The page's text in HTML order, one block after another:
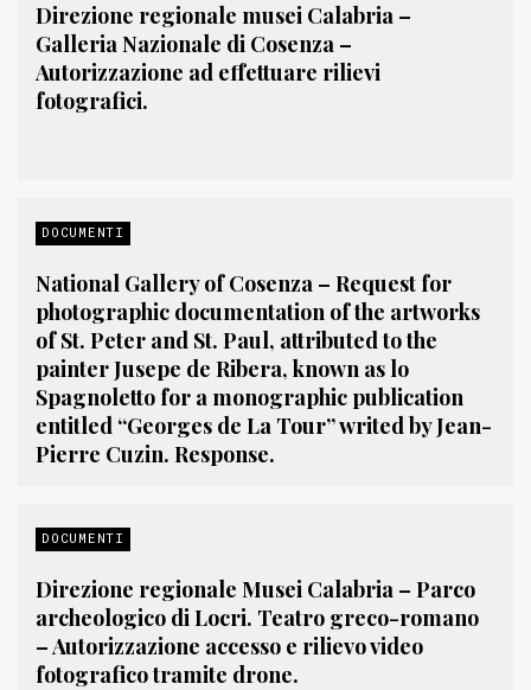
Direzione regionale musei Calabria –
Galleria Nazionale di Cosenza –
Autorizzazione ad effettuare rilievi
fotografici.
DOCUMENTI
National Gallery of Cosenza – Request for
photographic documentation of the artworks
of St. Peter and St. Paul, attributed to the
painter Jusepe de Ribera, known as lo
Spagnoletto for a monographic publication
entitled “Georges de La Tour” writed by Jean-
Pierre Cuzin. Response.
DOCUMENTI
Direzione regionale Musei Calabria – Parco
archeologico di Locri. Teatro greco-romano
– Autorizzazione accesso e rilievo video
fotografico tramite drone.